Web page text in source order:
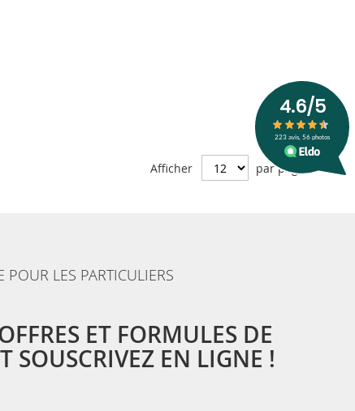
Afficher par page
POUR LES PARTICULIERS
ET FORMULES DE
SOUSCRIVEZ EN LIGNE !